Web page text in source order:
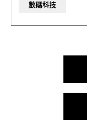
數碼科技